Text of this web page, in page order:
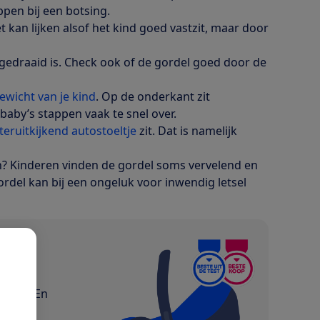
bij een botsing.
kan lijken alsof het kind goed vastzit, maar door
is. Check ook of de gordel goed door de
van je kind. Op de onderkant zit
stappen vaak te snel over.
autostoeltjezit. Dat is namelijk
Kinderen vinden de gordel soms vervelend en
kan bij een ongeluk voor inwendig letsel
zijn. En